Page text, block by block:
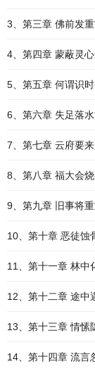
3、第三章 佛前发
4、第四章 蒙蔽灵
5、第五章 何谓识
6、第六章 失足落
7、第七章 云府要来
8、第八章 福大会
9、第九章 旧事将
10、第十章 恶徒蚀
11、第十一章 林中
12、第十二章 途中
13、第十三章 情愫
14、第十四章 流言